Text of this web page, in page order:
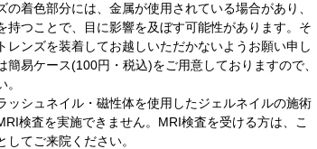
の着色部分には、金属が使用されている場合があり、
持つことで、目に影響を及ぼす可能性があります。そ
レンズを装着してお越しいただかないようお願い申し
簡易ケース(100円・税込)をご用意しておりますので、
。
ッシュネイル・磁性体を使用したジェルネイルの施術
検査を実施できません。MRI検査を受ける方は、こ
してご来院ください。